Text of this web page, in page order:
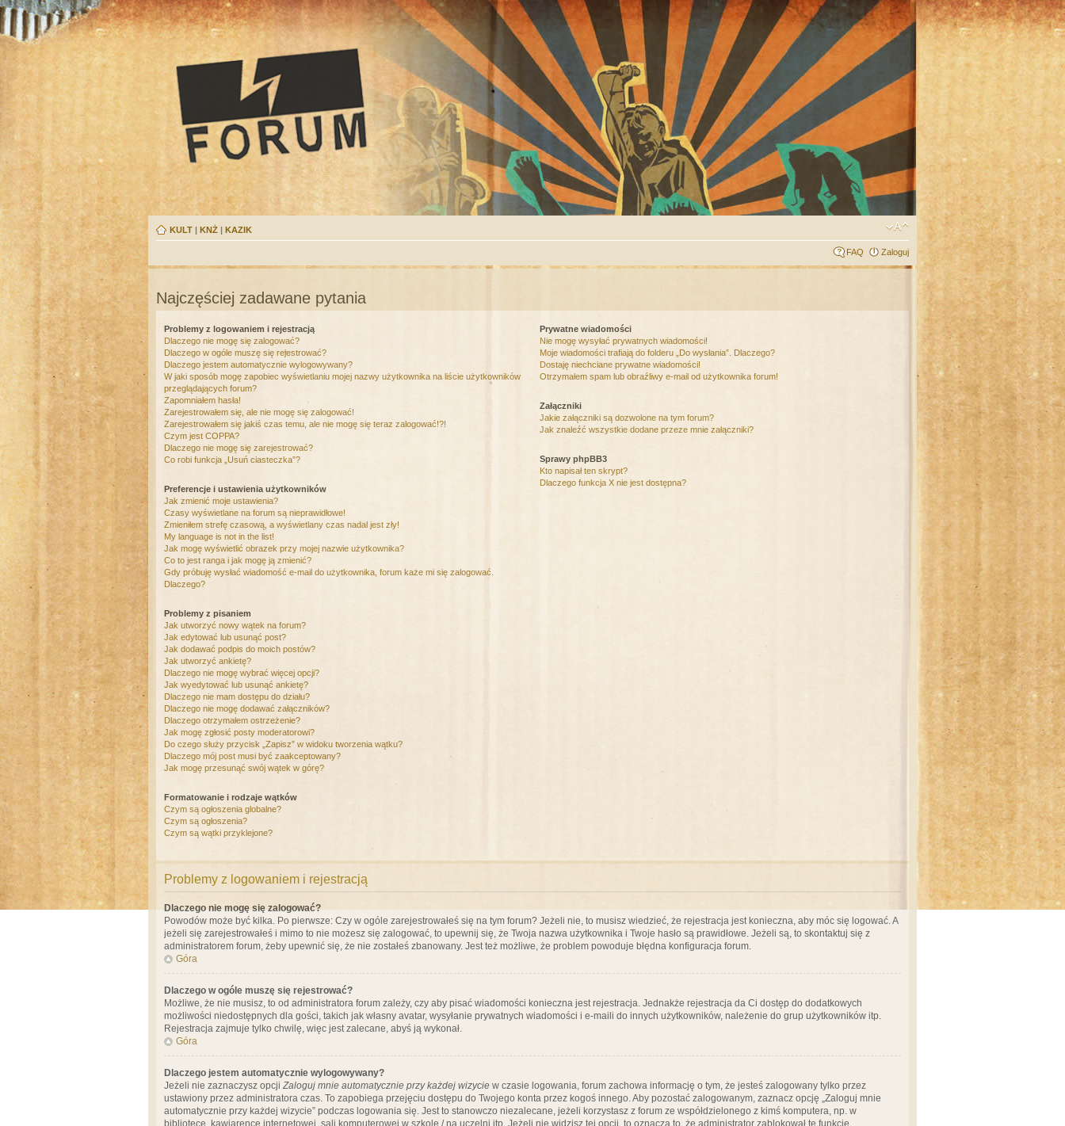
KULT | KNŻ | KAZIK
FAQ Zaloguj
Najczęściej zadawane pytania
Problemy z logowaniem i rejestracją
Dlaczego nie mogę się zalogować?
Dlaczego w ogóle muszę się rejestrować?
Dlaczego jestem automatycznie wylogowywany?
W jaki sposób mogę zapobiec wyświetlaniu mojej nazwy użytkownika na liście użytkowników
przeglądających forum?
Zapomniałem hasła!
Zarejestrowałem się, ale nie mogę się zalogować!
Zarejestrowałem się jakiś czas temu, ale nie mogę się teraz zalogować!?!
Czym jest COPPA?
Dlaczego nie mogę się zarejestrować?
Co robi funkcja „Usuń ciasteczka”?
Preferencje i ustawienia użytkowników
Jak zmienić moje ustawienia?
Czasy wyświetlane na forum są nieprawidłowe!
Zmieniłem strefę czasową, a wyświetlany czas nadal jest zły!
My language is not in the list!
Jak mogę wyświetlić obrazek przy mojej nazwie użytkownika?
Co to jest ranga i jak mogę ją zmienić?
Gdy próbuję wysłać wiadomość e-mail do użytkownika, forum każe mi się zalogować.
Dlaczego?
Problemy z pisaniem
Jak utworzyć nowy wątek na forum?
Jak edytować lub usunąć post?
Jak dodawać podpis do moich postów?
Jak utworzyć ankietę?
Dlaczego nie mogę wybrać więcej opcji?
Jak wyedytować lub usunąć ankietę?
Dlaczego nie mam dostępu do działu?
Dlaczego nie mogę dodawać załączników?
Dlaczego otrzymałem ostrzeżenie?
Jak mogę zgłosić posty moderatorowi?
Do czego służy przycisk „Zapisz” w widoku tworzenia wątku?
Dlaczego mój post musi być zaakceptowany?
Jak mogę przesunąć swój wątek w górę?
Formatowanie i rodzaje wątków
Czym są ogłoszenia globalne?
Czym są ogłoszenia?
Czym są wątki przyklejone?
Prywatne wiadomości
Nie mogę wysyłać prywatnych wiadomości!
Moje wiadomości trafiają do folderu „Do wysłania”. Dlaczego?
Dostaję niechciane prywatne wiadomości!
Otrzymałem spam lub obraźliwy e-mail od użytkownika forum!
Załączniki
Jakie załączniki są dozwolone na tym forum?
Jak znaleźć wszystkie dodane przeze mnie załączniki?
Sprawy phpBB3
Kto napisał ten skrypt?
Dlaczego funkcja X nie jest dostępna?
Problemy z logowaniem i rejestracją
Dlaczego nie mogę się zalogować?
Powodów może być kilka. Po pierwsze: Czy w ogóle zarejestrowałeś się na tym forum? Jeżeli nie, to musisz wiedzieć, że rejestracja jest konieczna, aby móc się logować. A
jeżeli się zarejestrowałeś i mimo to nie możesz się zalogować, to upewnij się, że Twoja nazwa użytkownika i Twoje hasło są prawidłowe. Jeżeli są, to skontaktuj się z
administratorem forum, żeby upewnić się, że nie zostałeś zbanowany. Jest też możliwe, że problem powoduje błędna konfiguracja forum.
Góra
Dlaczego w ogóle muszę się rejestrować?
Możliwe, że nie musisz, to od administratora forum zależy, czy aby pisać wiadomości konieczna jest rejestracja. Jednakże rejestracja da Ci dostęp do dodatkowych
możliwości niedostępnych dla gości, takich jak własny avatar, wysyłanie prywatnych wiadomości i e-maili do innych użytkowników, należenie do grup użytkowników itp.
Rejestracja zajmuje tylko chwilę, więc jest zalecane, abyś ją wykonał.
Góra
Dlaczego jestem automatycznie wylogowywany?
Jeżeli nie zaznaczysz opcji Zaloguj mnie automatycznie przy każdej wizycie w czasie logowania, forum zachowa informację o tym, że jesteś zalogowany tylko przez
ustawiony przez administratora czas. To zapobiega przejęciu dostępu do Twojego konta przez kogoś innego. Aby pozostać zalogowanym, zaznacz opcję „Zaloguj mnie
automatycznie przy każdej wizycie” podczas logowania się. Jest to stanowczo niezalecane, jeżeli korzystasz z forum ze współdzielonego z kimś komputera, np. w
bibliotece, kawiarence internetowej, sali komputerowej w szkole / na uczelni itp. Jeżeli nie widzisz tej opcji, to oznacza to, że administrator zablokował tę funkcję.